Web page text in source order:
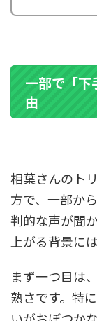
一部で「下
由
相葉さんのト
方で、一部か
判的な声が聞
上がる背景に
まず一つ目は
熟さです。特